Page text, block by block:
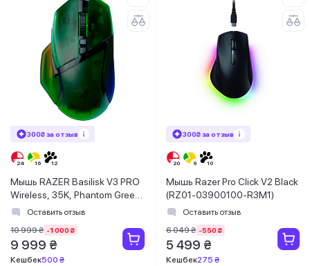
300₴ за отзыв
Мышь RAZER Basilisk V3 PRO
Wireless, 35K, Phantom Green
(RZ01-05240300-R3G1)
Оставить отзыв
10 999 ₴ -1 000 ₴
9 999 ₴
Кешбек500 ₴
300₴ за отзыв
Мышь Razer Pro Click V2 Black
(RZ01-03900100-R3M1)
Оставить отзыв
6 049 ₴ -550 ₴
5 499 ₴
Кешбек275 ₴